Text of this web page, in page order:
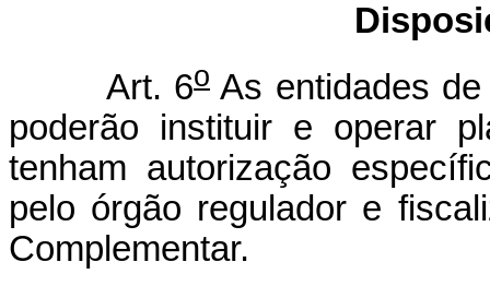
Art. 6o As entidades
poderão instituir e operar
tenham autorização
pelo órgão regulador e
Complementar.